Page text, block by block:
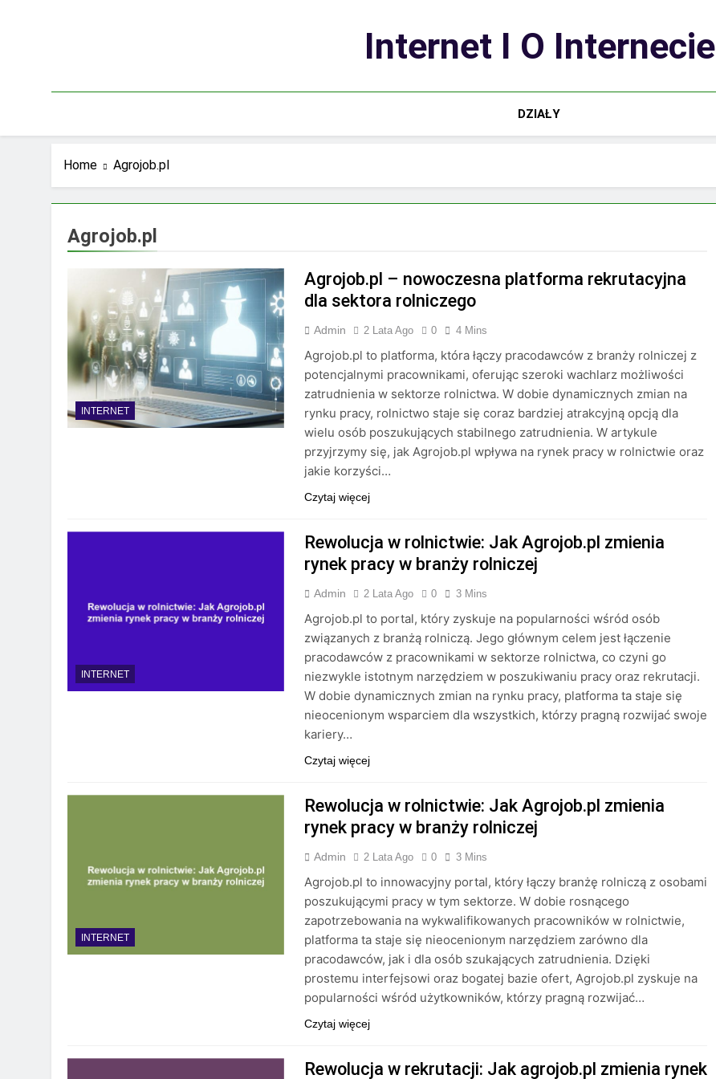
Internet I O Internecie
DZIAŁY
Home Agrojob.pl
Agrojob.pl
INTERNET
Agrojob.pl – nowoczesna platforma rekrutacyjna
dla sektora rolniczego
Admin 2 Lata Ago 0 4 Mins
Agrojob.pl to platforma, która łączy pracodawców z branży rolniczej z
potencjalnymi pracownikami, oferując szeroki wachlarz możliwości
zatrudnienia w sektorze rolnictwa. W dobie dynamicznych zmian na
rynku pracy, rolnictwo staje się coraz bardziej atrakcyjną opcją dla
wielu osób poszukujących stabilnego zatrudnienia. W artykule
przyjrzymy się, jak Agrojob.pl wpływa na rynek pracy w rolnictwie oraz
jakie korzyści…
Czytaj więcej
INTERNET
Rewolucja w rolnictwie: Jak Agrojob.pl zmienia
rynek pracy w branży rolniczej
Admin 2 Lata Ago 0 3 Mins
Agrojob.pl to portal, który zyskuje na popularności wśród osób
związanych z branżą rolniczą. Jego głównym celem jest łączenie
pracodawców z pracownikami w sektorze rolnictwa, co czyni go
niezwykle istotnym narzędziem w poszukiwaniu pracy oraz rekrutacji.
W dobie dynamicznych zmian na rynku pracy, platforma ta staje się
nieocenionym wsparciem dla wszystkich, którzy pragną rozwijać swoje
kariery…
Czytaj więcej
INTERNET
Rewolucja w rolnictwie: Jak Agrojob.pl zmienia
rynek pracy w branży rolniczej
Admin 2 Lata Ago 0 3 Mins
Agrojob.pl to innowacyjny portal, który łączy branżę rolniczą z osobami
poszukującymi pracy w tym sektorze. W dobie rosnącego
zapotrzebowania na wykwalifikowanych pracowników w rolnictwie,
platforma ta staje się nieocenionym narzędziem zarówno dla
pracodawców, jak i dla osób szukających zatrudnienia. Dzięki
prostemu interfejsowi oraz bogatej bazie ofert, Agrojob.pl zyskuje na
popularności wśród użytkowników, którzy pragną rozwijać…
Czytaj więcej
Rewolucja w rekrutacji: Jak agrojob.pl zmienia rynek